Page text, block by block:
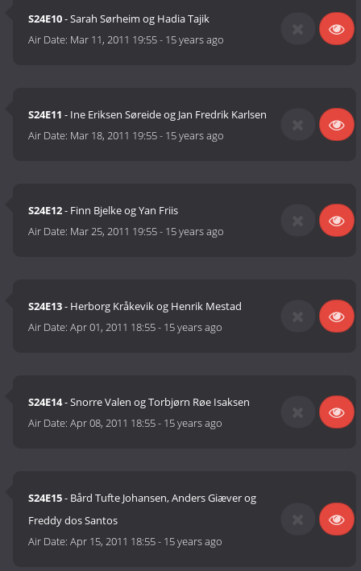
S24E10- Sarah Sørheim og Hadia Tajik
Air Date: Mar 11, 2011 19:55- 15 years ago
S24E11 - Ine Eriksen Søreide og Jan Fredrik Karlsen
Air Date: Mar 18, 2011 19:55- 15 years ago
S24E12- Finn Bjelke og Yan Friis
Air Date: Mar 25, 2011 19:55- 15 years ago
S24E13- Herborg Kråkevik og Henrik Mestad
Air Date:Apr 01, 2011 18:55- 15 years ago
S24E14- Snorre Valen og Torbjørn Røe Isaksen
Air Date:Apr 08, 2011 18:55- 15 years ago
S24E15- Bård Tufte Johansen, Anders Giæver og
Freddy dos Santos
Air Date:Apr 15, 2011 18:55- 15 years ago